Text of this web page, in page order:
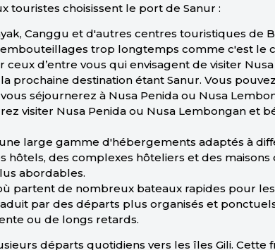
touristes choisissent le port de Sanur :
Canggu et d'autres centres touristiques de
trop longtemps comme c'est le
d’entre vous qui envisagent de visiter
prochaine destination étant Sanur. Vous
séjournerez à Nusa Penida ou Nusa
visiter Nusa Penida ou Nusa Lembongan et
large gamme d'hébergements adaptés à
des complexes hôteliers et des
abordables.
partent de nombreux bateaux rapides pour
par des départs plus organisés et
ou de longs retards.
départs quotidiens vers les îles Gili. Cette